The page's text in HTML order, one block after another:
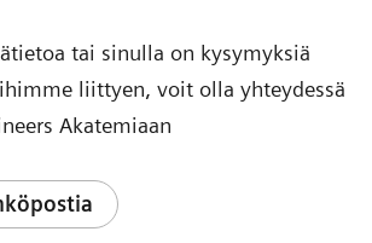
tai sinulla on kysymyksiä
liittyen, voit olla yhteydessä
Akatemiaan